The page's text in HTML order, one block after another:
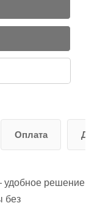
Оплата
удобное решение
без